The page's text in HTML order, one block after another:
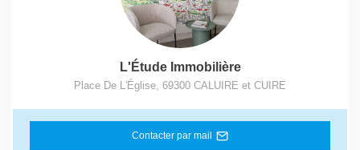
L'Étude Immobilière
Place De L'Église 69300 CALUIRE et CUIRE
Contacter par mail